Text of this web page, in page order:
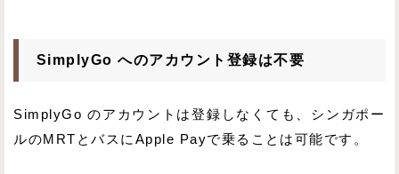
SimplyGo へのアカウント登録は不要
SimplyGo のアカウントは登録しなくても、シンガポー
ルのMRTとバスにApple Payで乗ることは可能です。